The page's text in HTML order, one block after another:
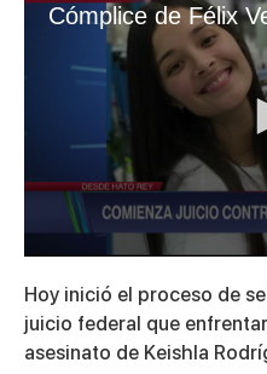
seconds
of
4
minutes,
10
Hoy inició el proceso de
juicio federal que
asesinato de Keishla